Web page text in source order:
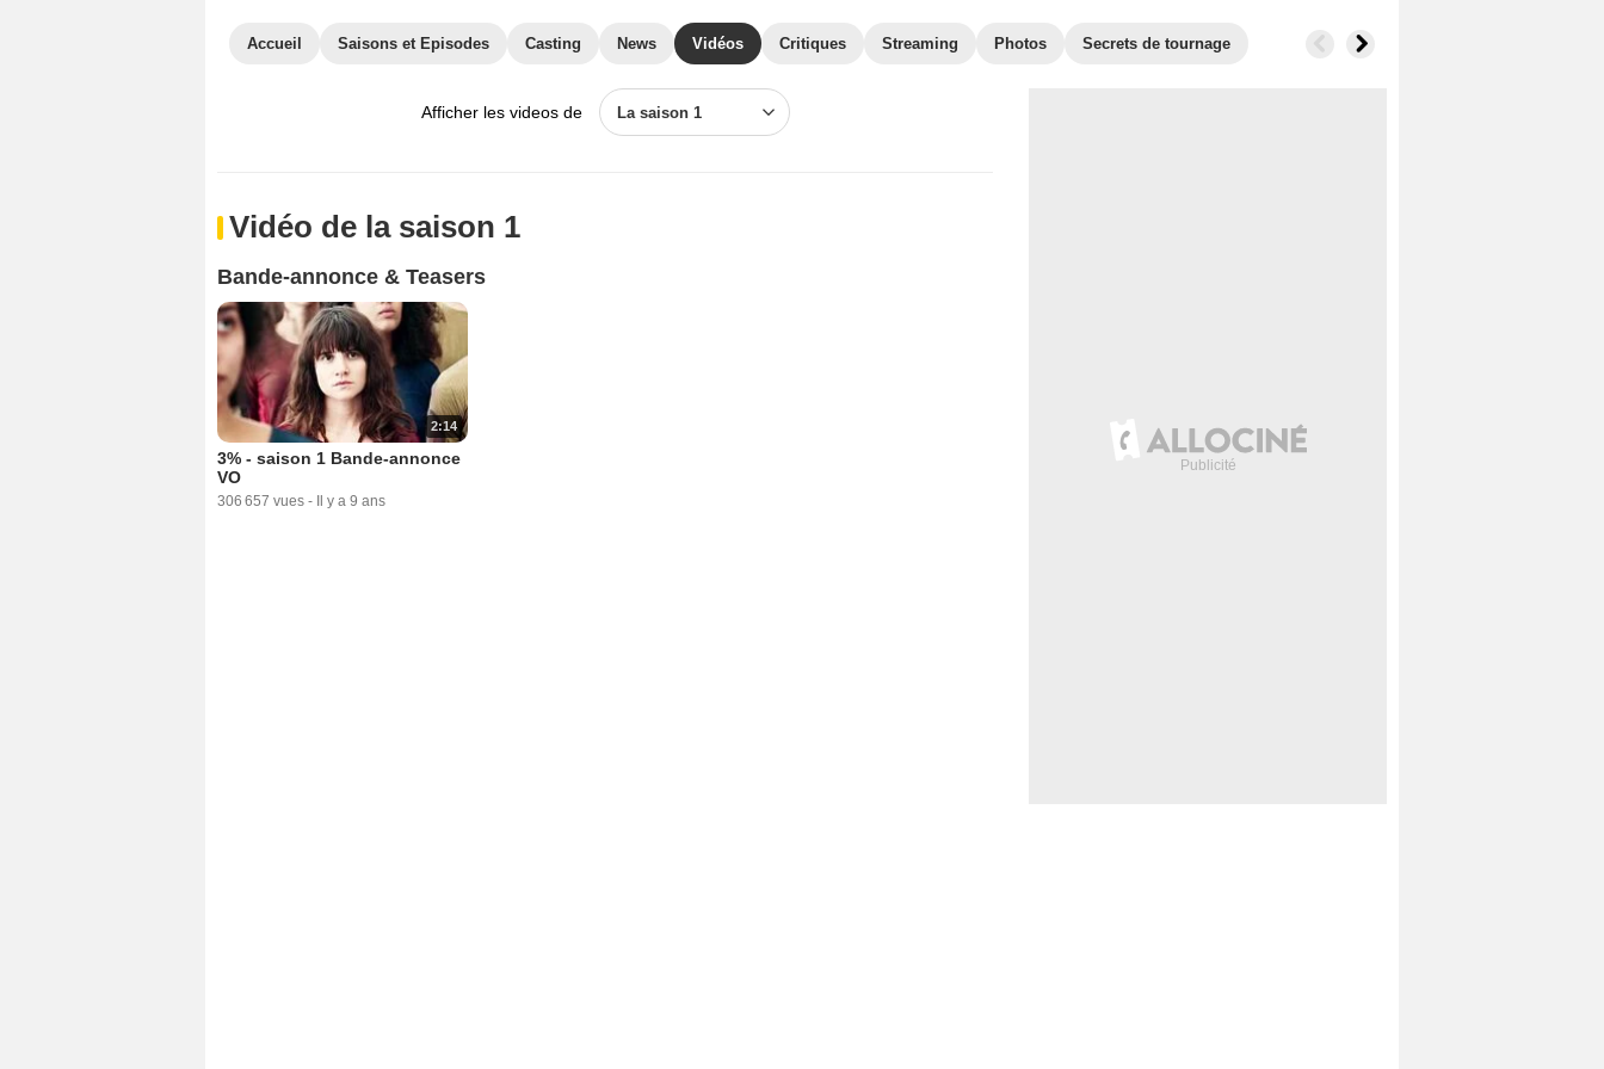
Accueil Saisons et Episodes Casting News Vidéos Critiques Streaming Photos Secrets de tournage
Afficher les videos de La saison 1
Vidéo de la saison 1
Bande-annonce & Teasers
2:14
3% - saison 1 Bande-annonce
VO
306 657 vues - Il y a 9 ans